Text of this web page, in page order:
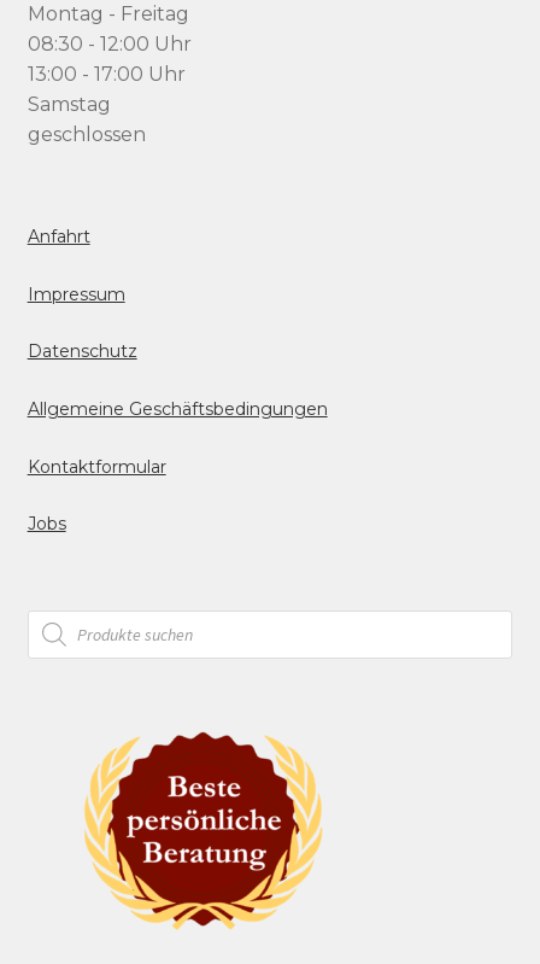
Montag - Freitag
08:30 - 12:00 Uhr
13:00 - 17:00 Uhr
Samstag
geschlossen
Anfahrt
Impressum
Datenschutz
Allgemeine Geschäftsbedingungen
Kontaktformular
Jobs
Products
search